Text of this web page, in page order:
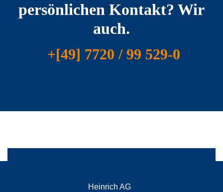
persönlichen Kontakt? Wir
auch.
+[49] 7720 / 99 529-0
Heinrich AG